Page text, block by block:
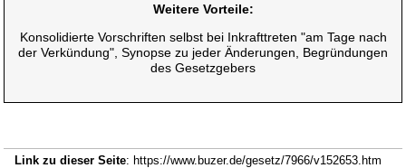
Weitere Vorteile:
Konsolidierte Vorschriften selbst bei Inkrafttreten "am Tage nach
der Verkündung", Synopse zu jeder Änderungen, Begründungen
des Gesetzgebers
Link zu dieser Seite: https://www.buzer.de/gesetz/7966/v152653.htm